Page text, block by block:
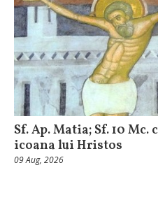
Sf. Ap. Matia; Sf. 10
icoana lui Hristos
09 Aug, 2026